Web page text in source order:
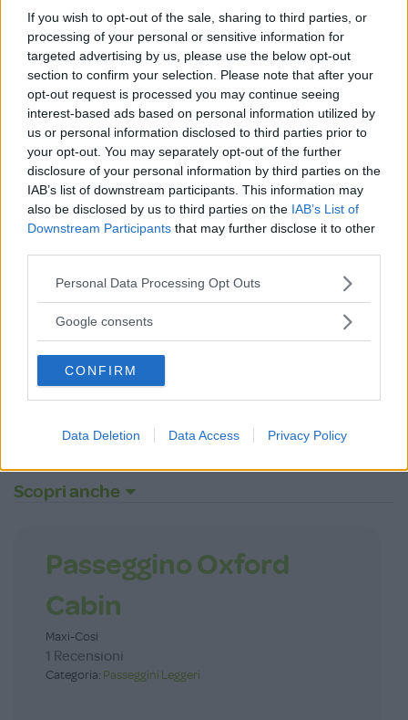
If you wish to opt-out of the sale, sharing to third parties, or
processing of your personal or sensitive information for
targeted advertising by us, please use the below opt-out
section to confirm your selection. Please note that after your
opt-out request is processed you may continue seeing
interest-based ads based on personal information utilized by
us or personal information disclosed to third parties prior to
your opt-out. You may separately opt-out of the further
disclosure of your personal information by third parties on the
IAB’s list of downstream participants. This information may
also be disclosed by us to third parties on the IAB’s List of
Downstream Participants that may further disclose it to other
Please note that this website/app uses one or more Google
not limited to your visit or usage behaviour. You may click to
use your data for below specified purposes in below Google
consent section.
Personal Data Processing Opt Outs
Google consents
CONFIRM
Data Deletion Data Access Privacy Policy
Non sei ancora iscritta a
MammacheTest?
ISCRIVITI
Scopri anche
Passeggino Oxford
Cabin
Maxi-Cosi
1 Recensioni
Categoria: Passeggini Leggeri